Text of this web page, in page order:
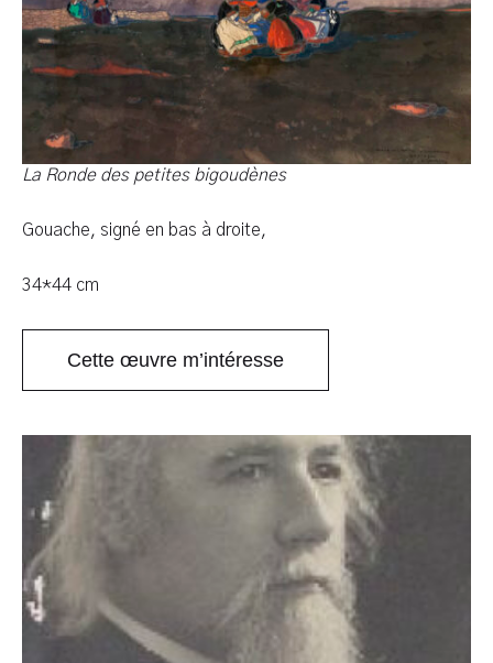
Cliquer l'image pour voir l'œuvre en entier
La Ronde des petites bigoudènes
Gouache, signé en bas à droite,
34*44 cm
Cette œuvre m’intéresse